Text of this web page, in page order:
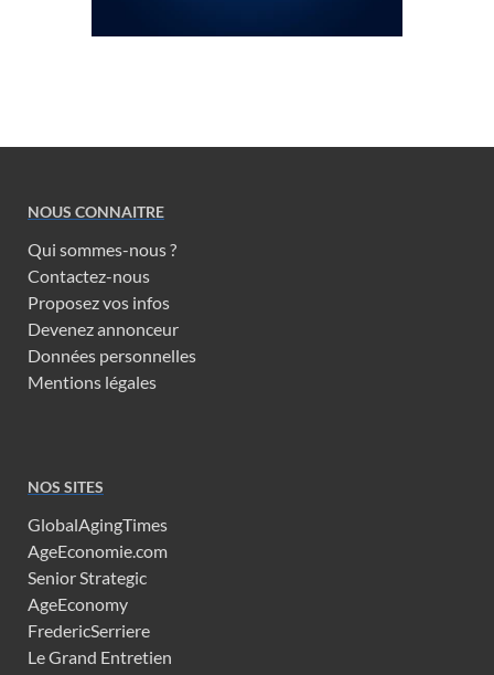
NOUS CONNAITRE
Qui sommes-nous ?
Contactez-nous
Proposez vos infos
Devenez annonceur
Données personnelles
Mentions légales
NOS SITES
GlobalAgingTimes
AgeEconomie.com
Senior Strategic
AgeEconomy
FredericSerriere
Le Grand Entretien